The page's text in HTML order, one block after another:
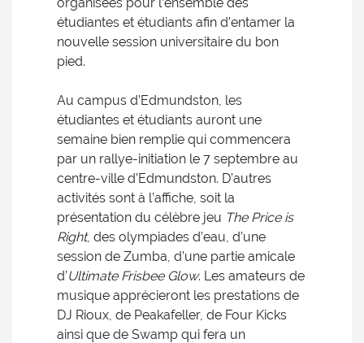
étudiantes et étudiants afin d’entamer la
nouvelle session universitaire du bon
pied.
Au campus d’Edmundston, les
étudiantes et étudiants auront une
semaine bien remplie qui commencera
par un rallye-initiation le 7 septembre au
centre-ville d’Edmundston. D’autres
activités sont à l’affiche, soit la
présentation du célèbre jeu The Price is
Right, des olympiades d’eau, d’une
session de Zumba, d’une partie amicale
d’Ultimate Frisbee Glow. Les amateurs de
musique apprécieront les prestations de
DJ Rioux, de Peakafeller, de Four Kicks
ainsi que de Swamp qui fera un